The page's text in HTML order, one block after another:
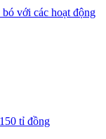
với các hoạt động
tỉ đồng